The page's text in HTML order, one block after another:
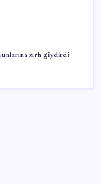
zırh giydirdi